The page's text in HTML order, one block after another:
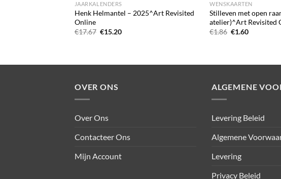
JAARKALENDERS
Henk Helmantel – 2025^Art Revisited
Online
€17.67 Oorspronkelijke
€15.20Huidige
WENSKAARTEN
Stilleven met open
atelier)^Art Revisited
€1.86 Oorspronkelijke
€1.60Huidige
OVER ONS
Over Ons
Contacteer Ons
Mijn Account
ALGEMENE
Levering Beleid
Algemene
Levering
Privacy Beleid